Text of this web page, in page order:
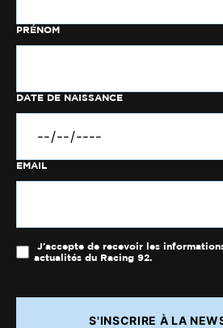
PRÉNOM
DATE DE NAISSANCE
EMAIL
J'accepte de recevoir les
actualités du Racing 92.
S'INSCRIRE À LA